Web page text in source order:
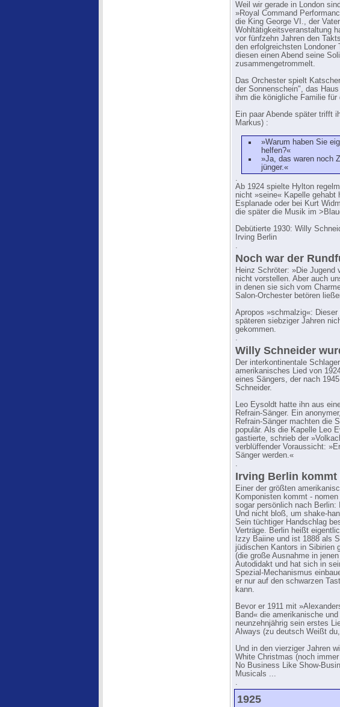
Weil wir gerade in London
»Royal Command
die King George VI., der
Wohltätigkeitsveranstaltung
vor fünfzehn Jahren den
den erfolgreichsten Londoner
diesen einen Abend seine
zusammengetrommelt.
Das Orchester spielt
der Sonnenschein", das
ihm die königliche Familie für
Ein paar Abende später trifft
Markus) :
»Warum haben Sie
helfen?«
»Ja, das waren noch
jünger.«
.
Ab 1924 spielte Hylton
nicht »seine« Kapelle
Esplanade oder bei Kurt
die später die Musik im
Debütierte 1930: Willy
Irving Berlin
.
Noch war der
Heinz Schröter: »Die Jugend
nicht vorstellen. Aber auch
in denen sie sich vom
Salon-Orchester betören
Apropos »schmalzig«:
späteren siebziger Jahren
gekommen.
.
Willy Schneider
Der interkontinentale
amerikanisches Lied von
eines Sängers, der nach
Schneider.
Leo Eysoldt hatte ihn aus
Refrain-Sänger. Ein
Refrain-Sänger machten die
populär. Als die Kapelle Leo
gastierte, schrieb der
verblüffender Voraussicht:
Sänger werden.«
.
Irving Berlin kommt
Einer der größten
Komponisten kommt -
sogar persönlich nach Berlin:
Und nicht bloß, um shake-
Sein tüchtiger Handschlag
Verträge. Berlin heißt
Izzy Baiine und ist 1888 als
jüdischen Kantors in Sibirien
(die große Ausnahme in
Autodidakt und hat sich in
Spezial-Mechanismus
er nur auf den schwarzen
kann.
Bevor er 1911 mit
Band« die amerikanische
neunzehnjährig sein erstes
Always (zu deutsch Weißt
Und in den vierziger Jahren
White Christmas (noch
No Business Like Show-
Musicals ...
.
1925